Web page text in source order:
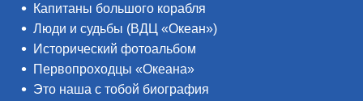
Капитаны большого корабля
Люди и судьбы (ВДЦ «Океан»)
Исторический фотоальбом
Первопроходцы «Океана»
Это наша с тобой биография